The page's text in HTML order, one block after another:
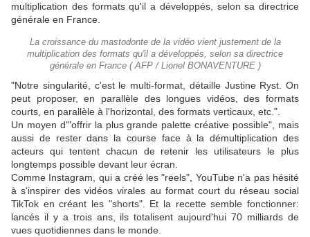
multiplication des formats qu'il a développés, selon sa directrice
générale en France.
La croissance du mastodonte de la vidéo vient justement de la
multiplication des formats qu'il a développés, selon sa directrice
générale en France ( AFP / Lionel BONAVENTURE )
"Notre singularité, c'est le multi-format, détaille Justine Ryst. On
peut proposer, en parallèle des longues vidéos, des formats
courts, en parallèle à l'horizontal, des formats verticaux, etc.".
Un moyen d'"offrir la plus grande palette créative possible", mais
aussi de rester dans la course face à la démultiplication des
acteurs qui tentent chacun de retenir les utilisateurs le plus
longtemps possible devant leur écran.
Comme Instagram, qui a créé les "reels", YouTube n'a pas hésité
à s'inspirer des vidéos virales au format court du réseau social
TikTok en créant les "shorts". Et la recette semble fonctionner:
lancés il y a trois ans, ils totalisent aujourd'hui 70 milliards de
vues quotidiennes dans le monde.